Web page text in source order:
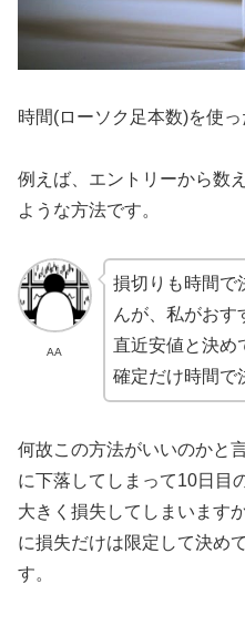
時間(ローソク足本数)を使っ
例えば、エントリーから数
ような方法です。
AA
損切りも時間で
んが、私がおす
直近安値と決め
確定だけ時間で
何故この方法がいいのかと
に下落してしまって10日目
大きく損失してしまいます
に損失だけは限定して決め
す。